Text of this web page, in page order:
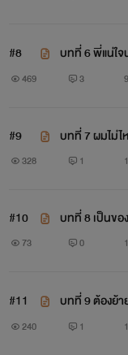
#8 บทที่ 6 พี่แน่ใจ
469 3
#9 บทที่ 7 ผมไม่
328 1
#10
บทที่ 8 เป็นขอ
บ)
73 0
#11 บทที่ 9 ต้องย้า
240 1